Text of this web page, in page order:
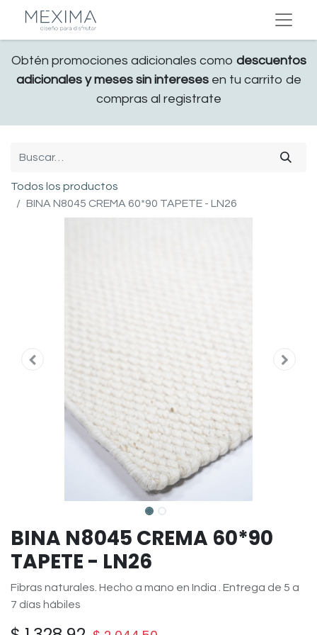
Obtén promociones adicionales como descuentos
adicionales y meses sin interesesen tu carrito de
compras al registrate
Todos los productos
BINA N8045 CREMA 60*90 TAPETE - LN26
BINA N8045 CREMA 60*90
TAPETE - LN26
Fibras naturales. Hecho a mano en India . Entrega de 5 a
7 días hábiles